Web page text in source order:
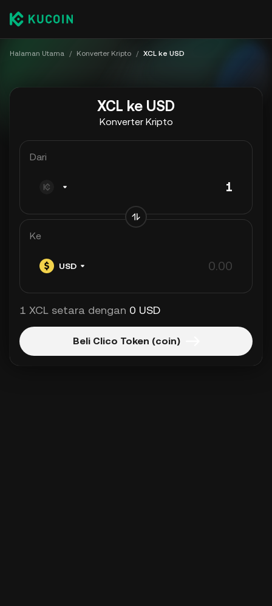
Halaman Utama / Konverter Kripto / XCL ke USD
XCL ke USD
Konverter Kripto
Dari
Ke
USD
1 XCL setara dengan 0 USD
Beli Clico Token (coin)